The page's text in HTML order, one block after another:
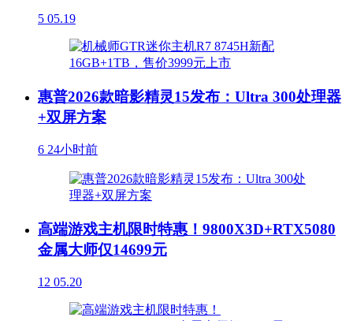
5 05.19
惠普2026款暗影精灵15发布：Ultra 300处理器
+双屏方案
6 24小时前
高端游戏主机限时特惠！9800X3D+RTX5080
金属大师仅14699元
12 05.20